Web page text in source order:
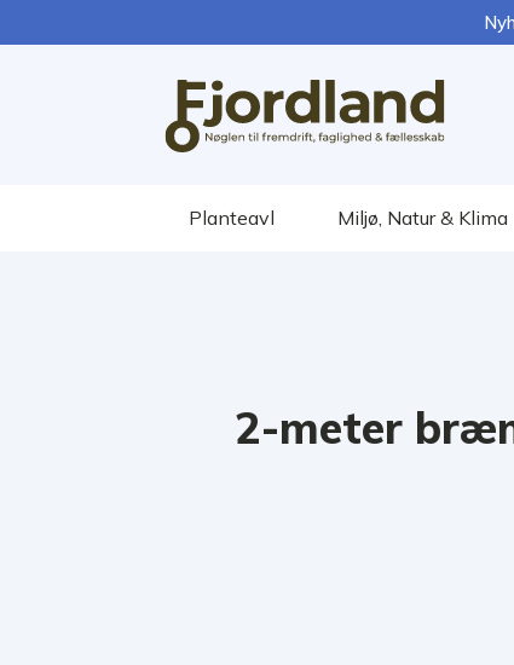
Planteavl Miljø, Natur & Klima
2-meter